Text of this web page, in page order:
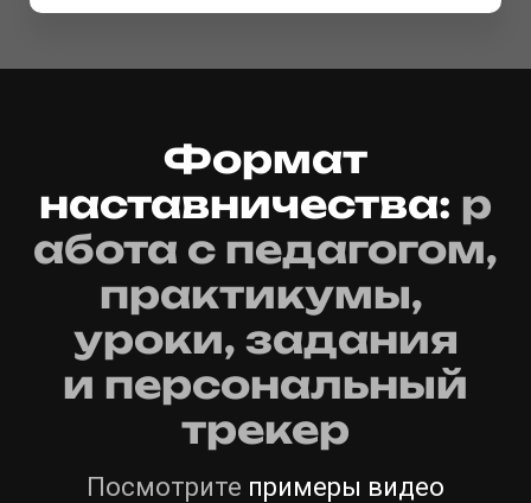
Формат
наставничества: р
абота с педагогом,
практикумы,
уроки, задания
и персональный
трекер
Посмотрите примеры видео